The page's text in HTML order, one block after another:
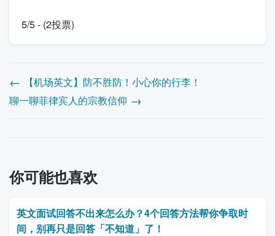
5/5 - (2投票)
【机场英文】防不胜防！小心你的行李！
聊一聊菲律宾人的宗教信仰
你可能也喜欢
英文面试回答不出来怎么办？4个回答方法帮你争取时
间，别再只是回答「不知道」了！